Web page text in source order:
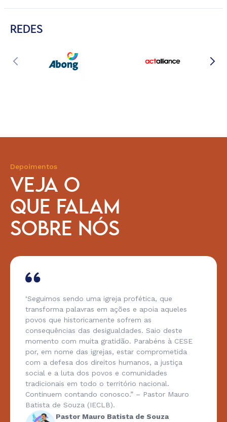
REDES
Depoimentos
VEJA O
QUE FALAM
SOBRE NÓS
‘Seguimos sendo uma igreja profética, que
transforma palavras em ações e apoia aqueles
povos que historicamente sofrem as
consequências das desigualdades. Saio deste
momento com muita gratidão. Parabéns à CESE
por, em nome das igrejas, estar comprometida
com a defesa dos direitos humanos, a justiça
social e a luta dos povos e comunidades
tradicionais em todo o território nacional.
Continuem contando conosco.” – Pastor Mauro
Batista de Souza (IECLB).
Pastor Mauro Batista de Souza